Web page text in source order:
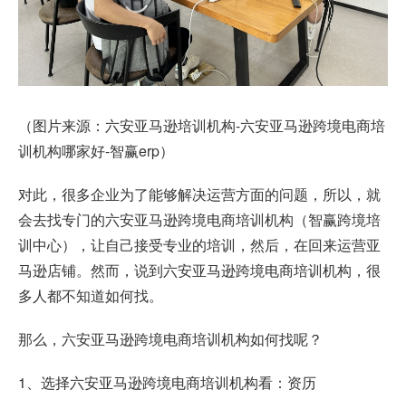
（图片来源：六安亚马逊培训机构-六安亚马逊跨境电商培
训机构哪家好-智赢erp）
对此，很多企业为了能够解决运营方面的问题，所以，就
会去找专门的六安亚马逊跨境电商培训机构（智赢跨境培
训中心），让自己接受专业的培训，然后，在回来运营亚
马逊店铺。然而，说到六安亚马逊跨境电商培训机构，很
多人都不知道如何找。
那么，六安亚马逊跨境电商培训机构如何找呢？
1、选择六安亚马逊跨境电商培训机构看：资历